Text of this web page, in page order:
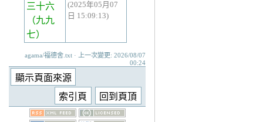
三十六
（九九
七）
(2025年05月07
日 15:09:13)
agama/福德舍.txt · 上一次變更: 2026/08/07
00:24